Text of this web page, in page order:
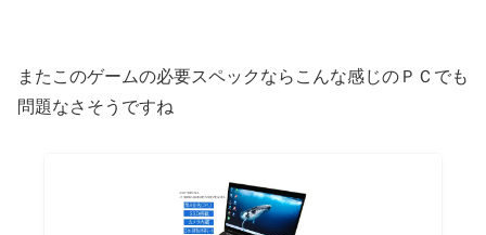
またこのゲームの必要スペックならこんな感じのＰＣでも
問題なさそうですね